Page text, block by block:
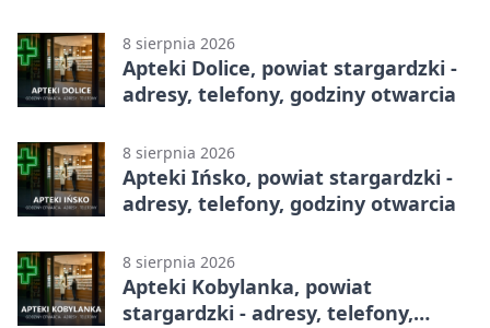
8 sierpnia 2026
Apteki Dolice, powiat stargardzki -
adresy, telefony, godziny otwarcia
8 sierpnia 2026
Apteki Ińsko, powiat stargardzki -
adresy, telefony, godziny otwarcia
8 sierpnia 2026
Apteki Kobylanka, powiat
stargardzki - adresy, telefony,